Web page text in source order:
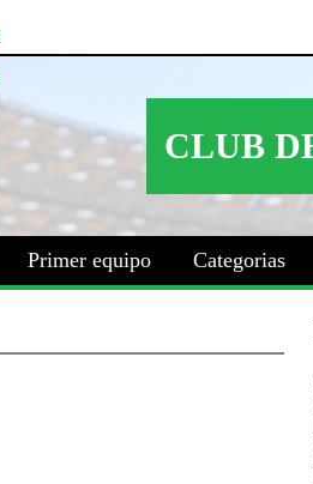
Primer equipo Categorias